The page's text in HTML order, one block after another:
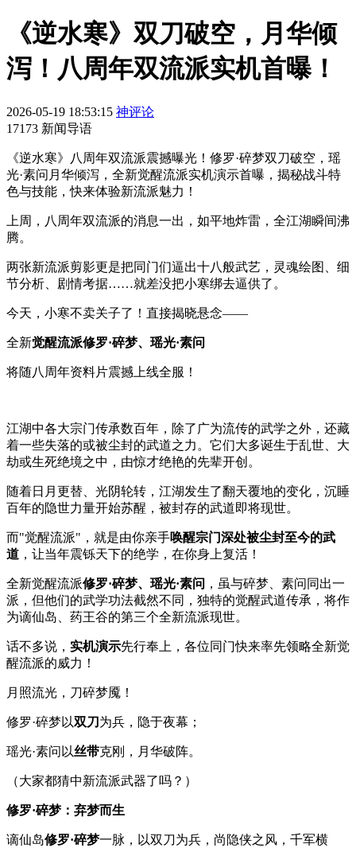
《逆水寒》双刀破空，月华倾
泻！八周年双流派实机首曝！
2026-05-19 18:53:15 神评论
17173 新闻导语
《逆水寒》八周年双流派震撼曝光！修罗·碎梦双刀破空，瑶
光·素问月华倾泻，全新觉醒流派实机演示首曝，揭秘战斗特
色与技能，快来体验新流派魅力！
上周，八周年双流派的消息一出，如平地炸雷，全江湖瞬间沸
腾。
两张新流派剪影更是把同门们逼出十八般武艺，灵魂绘图、细
节分析、剧情考据……就差没把小寒绑去逼供了。
今天，小寒不卖关子了！直接揭晓悬念——
全新觉醒流派修罗·碎梦、瑶光·素问
将随八周年资料片震撼上线全服！
江湖中各大宗门传承数百年，除了广为流传的武学之外，还藏
着一些失落的或被尘封的武道之力。它们大多诞生于乱世、大
劫或生死绝境之中，由惊才绝艳的先辈开创。
随着日月更替、光阴轮转，江湖发生了翻天覆地的变化，沉睡
百年的隐世力量开始苏醒，被封存的武道即将现世。
而"觉醒流派"，就是由你亲手唤醒宗门深处被尘封至今的武
道 ，让当年震铄天下的绝学，在你身上复活！
全新觉醒流派修罗·碎梦、瑶光·素问 ，虽与碎梦、素问同出一
派，但他们的武学功法截然不同，独特的觉醒武道传承，将作
为谪仙岛、药王谷的第三个全新流派现世。
话不多说， 实机演示先行奉上，各位同门快来率先领略全新觉
醒流派的威力！
月照流光，刀碎梦魇！
修罗·碎梦以双刀 为兵，隐于夜幕；
瑶光·素问以丝带克刚，月华破阵。
（大家都猜中新流派武器了吗？）
修罗·碎梦：弃梦而生
谪仙岛修罗·碎梦一脉，以双刀为兵，尚隐侠之风，千军横